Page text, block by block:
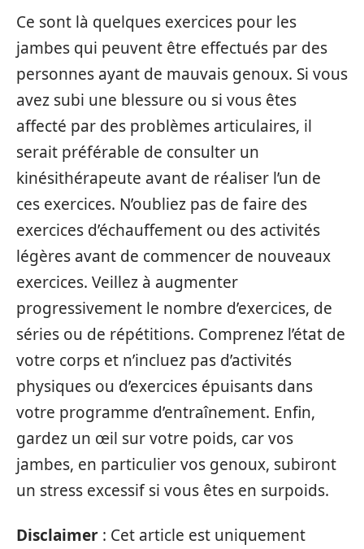
Ce sont là quelques exercices pour les
jambes qui peuvent être effectués par des
personnes ayant de mauvais genoux. Si vous
avez subi une blessure ou si vous êtes
affecté par des problèmes articulaires, il
serait préférable de consulter un
kinésithérapeute avant de réaliser l’un de
ces exercices. N’oubliez pas de faire des
exercices d’échauffement ou des activités
légères avant de commencer de nouveaux
exercices. Veillez à augmenter
progressivement le nombre d’exercices, de
séries ou de répétitions. Comprenez l’état de
votre corps et n’incluez pas d’activités
physiques ou d’exercices épuisants dans
votre programme d’entraînement. Enfin,
gardez un œil sur votre poids, car vos
jambes, en particulier vos genoux, subiront
un stress excessif si vous êtes en surpoids.
Disclaimer : Cet article est uniquement